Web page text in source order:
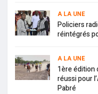
A LA UNE
Policiers
réintégrés
A LA UNE
1ère édition
réussi pour
Pabré